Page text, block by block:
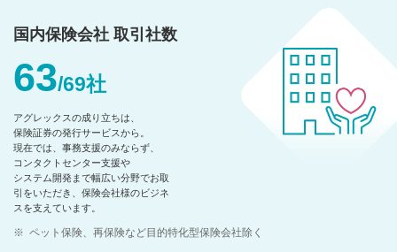
国内保険会社 取引社数
63/69社
アグレックスの成り立ちは、
保険証券の発行サービスから。
現在では、事務支援のみならず、
コンタクトセンター支援や
システム開発まで幅広い分野でお取
引をいただき、 保険会社様のビジネ
スを支えています。
※ ペット保険、再保険など目的特化型保険会社除く